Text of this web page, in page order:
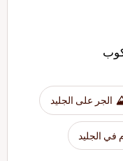
الجر على الجليد
في الجليد